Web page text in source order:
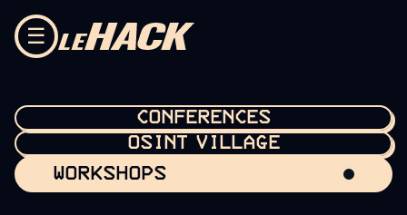
Skip to content
☰
CONFERENCES
OSINT VILLAGE
WORKSHOPS